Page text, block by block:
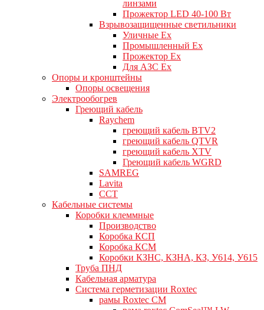
линзами
Прожектор LED 40-100 Вт
Взрывозащищенные светильники
Уличные Ex
Промышленный Ex
Прожектор Ex
Для АЗС Ex
Опоры и кронштейны
Опоры освещения
Электрообогрев
Греющий кабель
Raychem
греющий кабель BTV2
греющий кабель QTVR
греющий кабель XTV
Греющий кабель WGRD
SAMREG
Lavita
CCT
Кабельные системы
Коробки клеммные
Производство
Коробка КСП
Коробка КСМ
Коробки КЗНС, КЗНА, КЗ, У614, У615
Труба ПНД
Кабельная арматура
Система герметизации Roxtec
рамы Roxtec CM